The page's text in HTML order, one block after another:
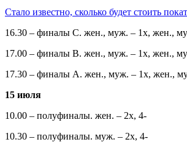
Стало известно, сколько будет стоить
16.30 – финалы С. жен., муж. – 1х, жен.,
17.00 – финалы B. жен., муж. – 1х, жен.,
17.30 – финалы A. жен., муж. – 1х, жен.,
15 июля
10.00 – полуфиналы. жен. – 2х, 4-
10.30 – полуфиналы. муж. – 2х, 4-